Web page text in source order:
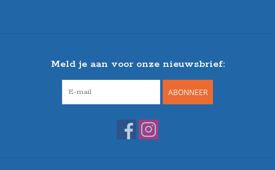
Meld je aan voor onze nieuwsbrief:
ABONNEER